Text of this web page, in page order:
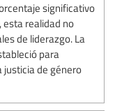
significativo
esta realidad no
de liderazgo. La
para
justicia de género